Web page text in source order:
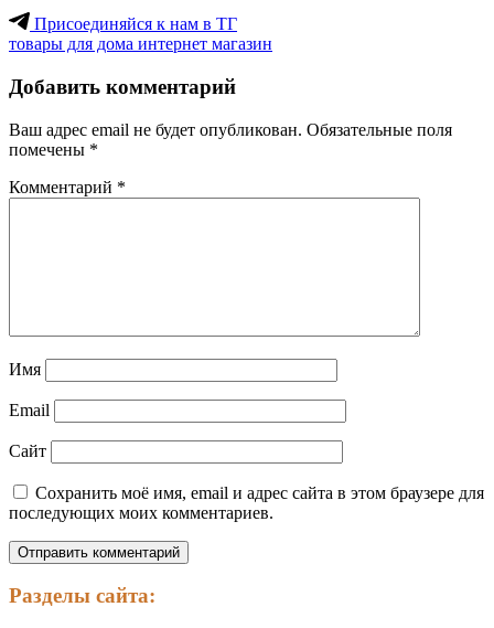
Присоединяйся к нам в ТГ
товары для дома интернет магазин
Добавить комментарий
Ваш адрес email не будет опубликован. Обязательные поля
помечены *
Комментарий *
Имя
Email
Сайт
Сохранить моё имя, email и адрес сайта в этом браузере для
последующих моих комментариев.
Разделы сайта: